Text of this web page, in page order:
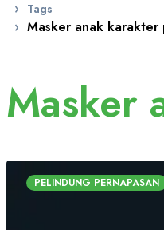
Tags
Masker anak karakter
Masker
PELINDUNG PERNAPASAN